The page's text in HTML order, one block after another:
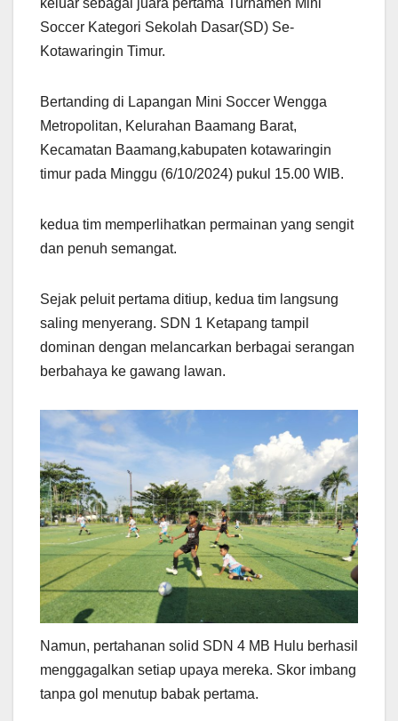
Soccer Kategori Sekolah Dasar(SD) Se-
Kotawaringin Timur.
Bertanding di Lapangan Mini Soccer Wengga
Metropolitan, Kelurahan Baamang Barat,
Kecamatan Baamang,kabupaten kotawaringin
timur pada Minggu (6/10/2024) pukul 15.00 WIB.
kedua tim memperlihatkan permainan yang sengit
dan penuh semangat.
Sejak peluit pertama ditiup, kedua tim langsung
saling menyerang. SDN 1 Ketapang tampil
dominan dengan melancarkan berbagai serangan
berbahaya ke gawang lawan.
Namun, pertahanan solid SDN 4 MB Hulu berhasil
menggagalkan setiap upaya mereka. Skor imbang
tanpa gol menutup babak pertama.